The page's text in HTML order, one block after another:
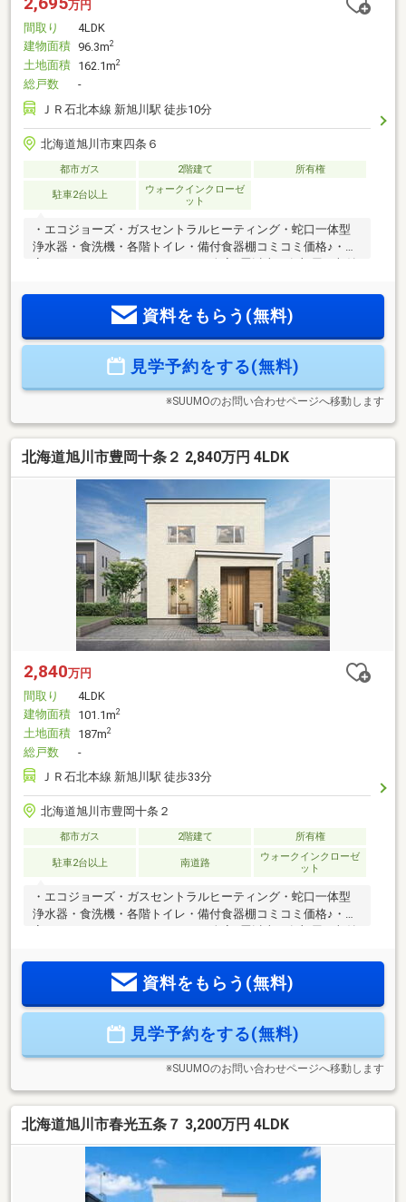
万円
間取り
4LDK
建物面積 96.3m2
土地面積 162.1m2
総戸数
-
ＪＲ石北本線 新旭川駅 徒歩10分
北海道旭川市東四条６
都市ガス 2階建て 所有権
駐車2台以上
ウォークインクローゼ
ット
・エコジョーズ・ガスセントラルヒーティング・蛇口一体型
浄水器・食洗機・各階トイレ・備付食器棚コミコミ価格♪・寝
室ウォークインクローゼット・2F全室6畳以上、各部屋に収納
専門店ライトハウス物件。・生活動線で人気の高い住みやす
さ抜群！◇見学予約（無料）ボタン、または見学カレンダー
可能性がございます。※地盤改良費別途
資料をもらう(無料)
見学予約をする(無料)
※SUUMOのお問い合わせページへ移動します
北海道旭川市豊岡十条２ 2,840万円 4LDK
2,840万円
間取り
4LDK
建物面積 101.1m2
土地面積 187m2
総戸数
-
ＪＲ石北本線 新旭川駅 徒歩33分
北海道旭川市豊岡十条２
都市ガス 2階建て 所有権
駐車2台以上 南道路
ウォークインクローゼ
ット
・エコジョーズ・ガスセントラルヒーティング・蛇口一体型
浄水器・食洗機・各階トイレ・備付食器棚コミコミ価格♪・寝
専門店ライトハウス物件。・生活動線で人気の高い住みやす
さ抜群！◇見学予約（無料）ボタン、または見学カレンダー
資料をもらう(無料)
見学予約をする(無料)
※SUUMOのお問い合わせページへ移動します
北海道旭川市春光五条７ 3,200万円 4LDK